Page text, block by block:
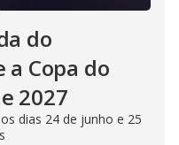
do
Copa do
2027
dias 24 de junho e 25